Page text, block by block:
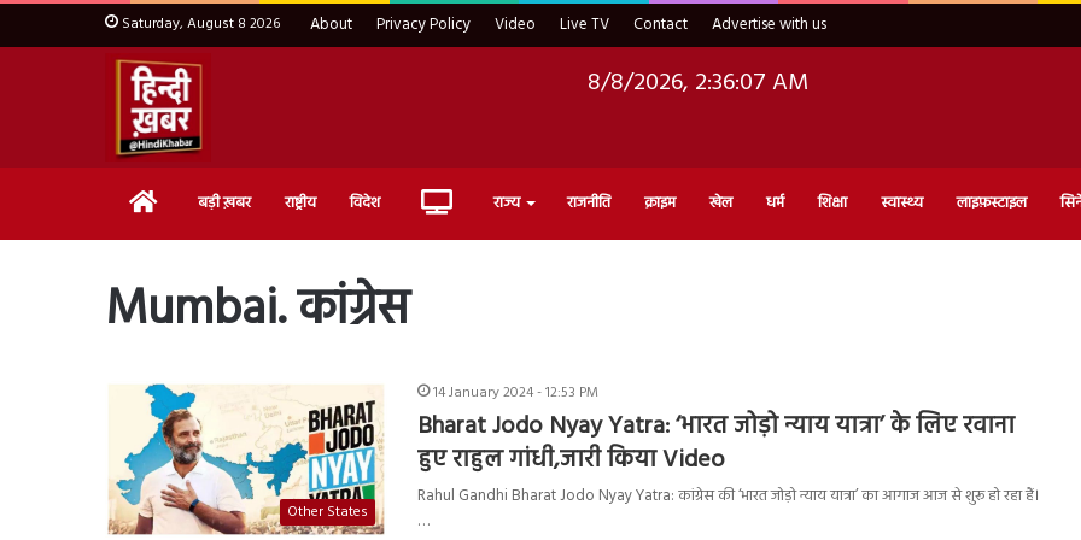
Saturday, August 8 2026 About Privacy Policy Video Live TV Contact Advertise with us
8/8/2026, 2:36:08 AM
Home बड़ी ख़बर राष्ट्रीय विदेश Live राज्य राजनीति क्राइम खेल धर्म शिक्षा स्वास्थ्य लाइफ़स्टाइल
Mumbai. कांग्रेस
Other States
14 January 2024 - 12:53 PM
Bharat Jodo Nyay Yatra: ‘भारत जोड़ो न्याय यात्रा’ के लिए रवाना
हुए राहुल गांधी,जारी किया Video
Rahul Gandhi Bharat Jodo Nyay Yatra: कांग्रेस की ‘भारत जोड़ो न्याय यात्रा’ का आगाज आज से शुरू हो रहा हैं।
…